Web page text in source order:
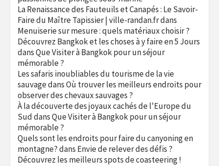
La Renaissance des Fauteuils et Canapés : Le Savoir-
Faire du Maître Tapissier | ville-randan.frdans
Menuiserie sur mesure : quels matériaux choisir ?
Découvrez Bangkok et les choses à y faire en 5 Jours
dansQue Visiter à Bangkok pour un séjour
mémorable ?
Les safaris inoubliables du tourisme de la vie
sauvagedansOù trouver les meilleurs endroits pour
observer des chevaux sauvages ?
À la découverte des joyaux cachés de l'Europe du
SuddansQue Visiter à Bangkok pour un séjour
mémorable ?
Quels sont les endroits pour faire du canyoning en
montagne?dans Envie de relever des défis ?
Découvrez les meilleurs spots de coasteering !